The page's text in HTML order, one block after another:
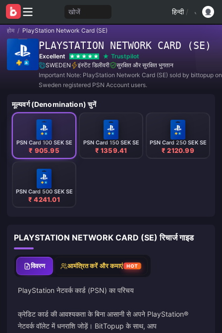
खोजें हिन्दी /
होम / PlayStation Network Card (SE)
PLAYSTATION NETWORK CARD (SE)
Excellent
Trustpilot
SWEDEN
इंस्टेंट डिलीवरी
सुरक्षित और सुरक्षित भुगतान
Important Note: PlayStation Network Card (SE) sold by bittopup
Sweden registered PSN Account users.
मूल्यवर्ग (Denomination) चुनें
PSN Card 100 SEK SE
₹ 905.95
PSN Card 150 SEK SE
₹ 1359.41
PSN Card 250 SEK SE
₹ 2120.99
PSN Card 500 SEK SE
₹ 4241.01
PLAYSTATION NETWORK CARD (SE) रिचार्ज गाइड
विवरण आमंत्रित करें और कमाएं HOT
PlayStation नेटवर्क कार्ड (PSN) का परिचय
क्रेडिट कार्ड की आवश्यकता के बिना आसानी से अपने PlayStation®
नेटवर्क वॉलेट में धनराशि जोड़ें। BitTopup के साथ, आप